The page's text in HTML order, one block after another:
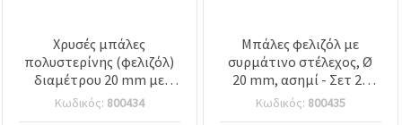
Χρυσές μπάλες
πολυστερίνης (φελιζόλ)
διαμέτρου 20 mm με
συρμάτινο στέλεχος -
Συσκευασία 20 τεμ. για
Κωδικός: 800434
Μπάλες φελιζόλ με
συρμάτινο στέλεχος, Ø
20 mm, ασημί - Σετ 20
τεμ. για χειροτεχνίες,
ανθοσυνθέσεις, στεφάνια
Κωδικός: 800435